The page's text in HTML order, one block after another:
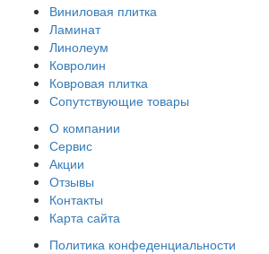
Виниловая плитка
Ламинат
Линолеум
Ковролин
Ковровая плитка
Сопутствующие товары
О компании
Сервис
Акции
Отзывы
Контакты
Карта сайта
Политика конфеденциальности